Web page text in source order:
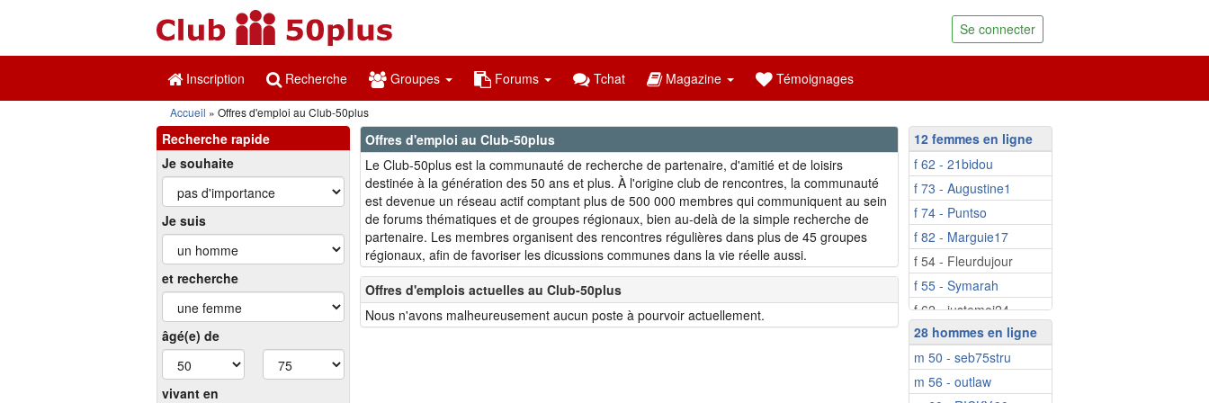
Se connecter
Inscription Recherche Groupes Forums Tchat Magazine Témoignages
Accueil Offres d'emploi au Club-50plus
Recherche rapide
Je souhaite
Je suis
et recherche
âgé(e) de
vivant en
Offres d'emploi au Club-50plus
Le Club-50plus est la communauté de recherche de partenaire, d'amitié et de loisirs
destinée à la génération des 50 ans et plus. À l'origine club de rencontres, la communauté
est devenue un réseau actif comptant plus de 500 000 membres qui communiquent au sein
de forums thématiques et de groupes régionaux, bien au-delà de la simple recherche de
partenaire. Les membres organisent des rencontres régulières dans plus de 45 groupes
régionaux, afin de favoriser les dicussions communes dans la vie réelle aussi.
Offres d'emplois actuelles au Club-50plus
Nous n'avons malheureusement aucun poste à pourvoir actuellement.
12 femmes en ligne
f 62 - 21bidou
f 73 - Augustine1
f 74 - Puntso
f 82 - Marguie17
f 54 - Fleurdujour
f 55 - Symarah
f 62 - justemoi24
f 70 - lilimarlene
f 71 - Marie1810
f 74 - madaphnee
28 hommes en ligne
m 50 - seb75stru
m 56 - outlaw